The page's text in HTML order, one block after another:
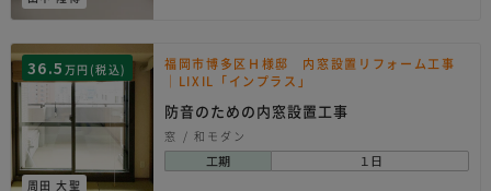
36.5 万円(税込)
周田 大聖
福岡市博多区Ｈ様邸 内窓設置リフォーム工事
｜LIXIL「インプラス」
防音のための内窓設置工事
窓 和モダン
工期 １日